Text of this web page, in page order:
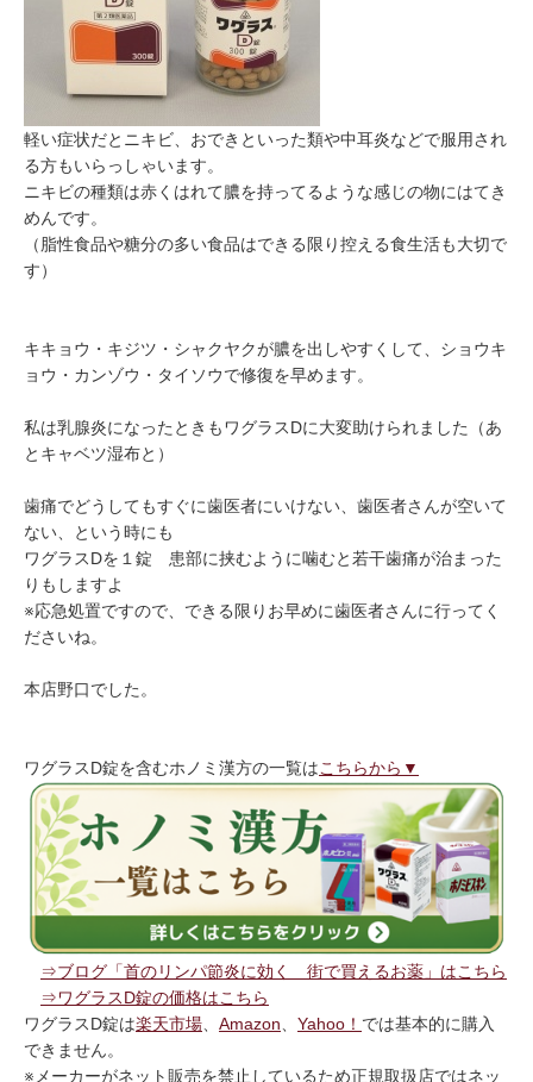
軽い症状だとニキビ、おできといった類や中耳炎などで服用され
る方もいらっしゃいます。
ニキビの種類は赤くはれて膿を持ってるような感じの物にはてき
めんです。
（脂性食品や糖分の多い食品はできる限り控える食生活も大切で
す）
キキョウ・キジツ・シャクヤクが膿を出しやすくして、ショウキ
ョウ・カンゾウ・タイソウで修復を早めます。
私は乳腺炎になったときもワグラスDに大変助けられました（あ
とキャベツ湿布と）
歯痛でどうしてもすぐに歯医者にいけない、歯医者さんが空いて
ない、という時にも
ワグラスDを１錠 患部に挟むように噛むと若干歯痛が治まった
りもしますよ
※応急処置ですので、できる限りお早めに歯医者さんに行ってく
ださいね。
本店野口でした。
ワグラスD錠を含むホノミ漢方の一覧はこちらから▼
⇒ブログ「首のリンパ節炎に効く 街で買えるお薬」はこちら
⇒ワグラスD錠の価格はこちら
ワグラスD錠は楽天市場 Amazon Yahoo！ では基本的に購入
できません。
※メーカーがネット販売を禁止しているため正規取扱店ではネッ